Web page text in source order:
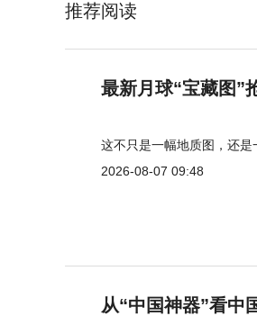
推荐阅读
最新月球“宝藏图”
这不只是一幅地质图，还是
2026-08-07 09:48
从“中国神器”看中